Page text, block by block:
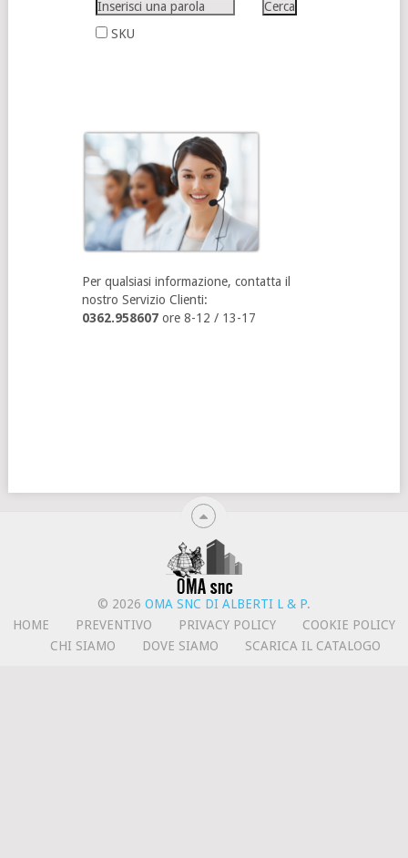
SKU
Per qualsiasi informazione, contatta il
nostro Servizio Clienti:
0362.958607ore 8-12 / 13-17
© 2026 OMA SNC DI ALBERTI L & P.
HOME
PREVENTIVO PRIVACY POLICY
COOKIE POLICY
CHI SIAMO
DOVE SIAMO SCARICA IL CATALOGO